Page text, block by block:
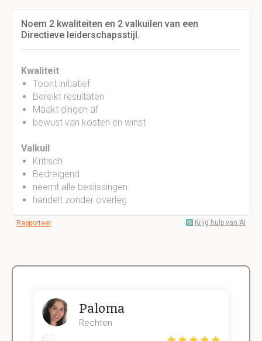
Noem 2 kwaliteiten en 2 valkuilen van een
Directieve leiderschapsstijl.
Kwaliteit:
Toont initiatief
Bereikt resultaten
Maakt dingen af
bewust van kosten en winst
Valkuil:
Kritisch
Bedreigend
neemt alle beslissingen
handelt zonder overleg
Rapporteer Krijg hulp van AI
Paloma
Rechten